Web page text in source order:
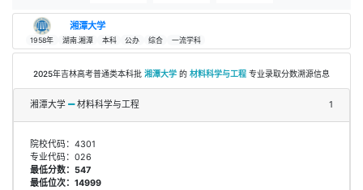
湘潭大学
1958年 湖南.湘潭 本科 公办 综合 一流学科
2025年吉林高考普通类本科批 湘潭大学 的 材料科学与工程 专业录取分数溯源信息
湘潭大学 材料科学与工程 1
院校代码：4301
专业代码：026
最低分数：547
最低位次：14999